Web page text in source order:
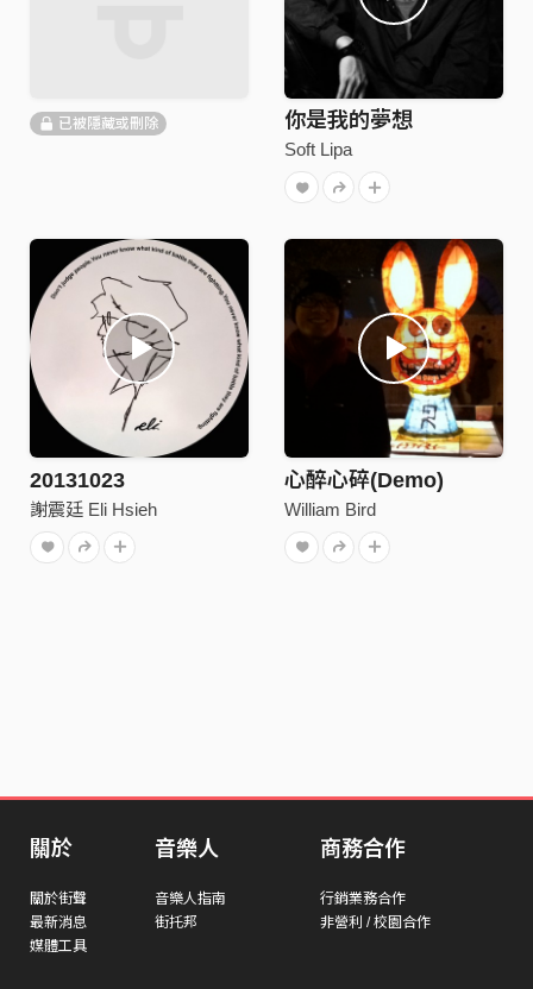
已被隱藏或刪除 你是我的夢想
Soft Lipa
20131023
謝震廷 Eli Hsieh
心醉心碎(Demo)
William Bird
關於
關於街聲
最新消息
媒體工具
音樂人
音樂人指南
街托邦
商務合作
行銷業務合作
非營利 / 校園合作